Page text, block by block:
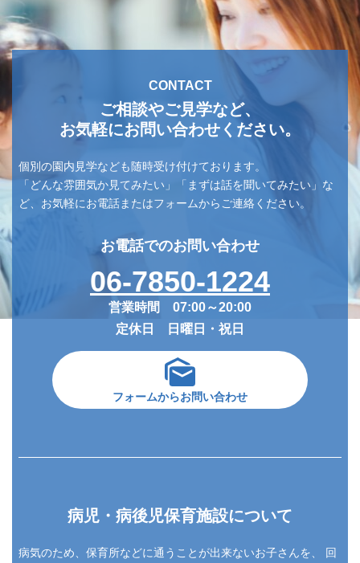
CONTACT
ご相談やご見学など、
お気軽にお問い合わせください。
個別の園内見学なども随時受け付けております。
「どんな雰囲気か見てみたい」「まずは話を聞いてみたい」な
ど、お気軽にお電話またはフォームからご連絡ください。
お電話でのお問い合わせ
06-7850-1224
営業時間 07:00～20:00
定休日 日曜日・祝日
フォームからお問い合わせ
病児・病後児保育施設について
病気のため、保育所などに通うことが出来ないお子さんを、
回